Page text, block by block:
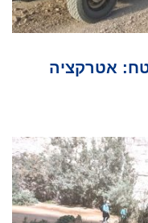
אטרקציה